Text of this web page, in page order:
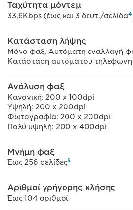
Ταχύτητα μόντεμ
33,6Kbps (έως και 3 δευτ./σελίδα4
Κατάσταση λήψης
Μόνο φαξ, Αυτόματη εναλλαγή
Κατάσταση αυτόματου
Ανάλυση φαξ
Κανονική: 200 x 100dpi
Υψηλή: 200 x 200dpi
Φωτογραφία: 200 x 200dpi
Πολύ υψηλή: 200 x 400dpi
Μνήμη φαξ
Έως 256 σελίδες5
Αριθμοί γρήγορης κλήσης
Έως 104 αριθμοί